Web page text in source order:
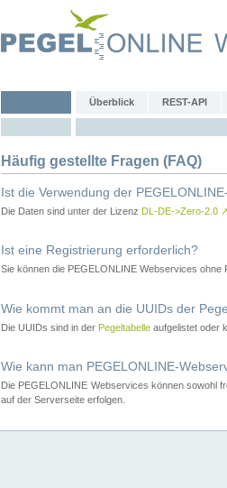
Überblick REST-API
Häufig gestellte Fragen (FAQ)
Ist die Verwendung der
Die Daten sind unter der Lizenz DL-DE->Zero-2.0 ↗
Ist eine Registrierung erforderlich?
Sie können die PEGELONLINE Webservices ohne
Wie kommt man an die UUIDs der
Die UUIDs sind in der Pegeltabelle aufgelistet oder
Wie kann man PEGELONLINE-
Die PEGELONLINE Webservices können sowohl
auf der Serverseite erfolgen.